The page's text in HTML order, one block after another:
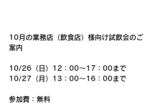
10月の業務店（飲食店）様向け試飲会のご
案内
10/26（日）12：00～17：00まで
10/27（月）13：00～16：00まで
参加費：無料